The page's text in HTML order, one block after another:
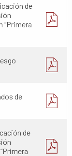
de
“Primera
de
de